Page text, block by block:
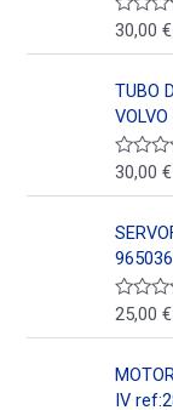
V
r
a
o
e
n
0
e
5
30,00€
TUBO
V
r
a
o
e
n
0
e
5
30,00€
V
r
a
25,00€
IV